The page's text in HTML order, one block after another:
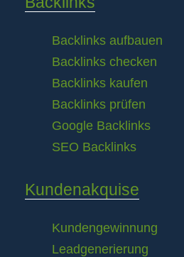
Backlinks aufbauen
Backlinks checken
Backlinks kaufen
Backlinks prüfen
Google Backlinks
SEO Backlinks
Kundenakquise
Kundengewinnung
Leadgenerierung